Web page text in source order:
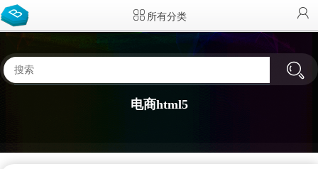
所有分类
电商html5